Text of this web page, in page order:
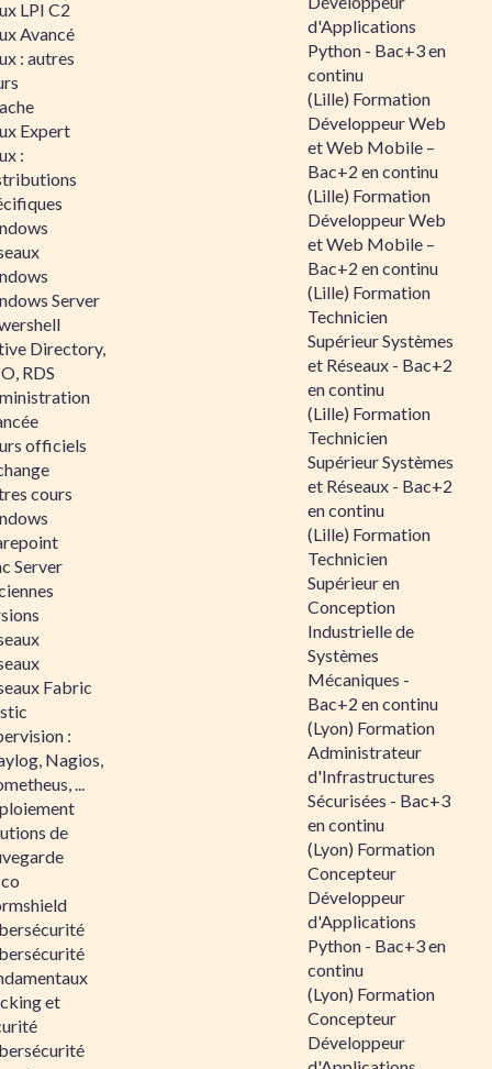
LPI C2
Avancé
: autres
Expert
:
Server
Directory,
RDS
officiels
cours
Server
Fabric
:
Nagios,
...
de
et
d'Applications
Python - Bac+3 en
continu
(Lille) Formation
Développeur Web
et Web Mobile –
Bac+2 en continu
(Lille) Formation
Développeur Web
et Web Mobile –
Bac+2 en continu
(Lille) Formation
Technicien
Supérieur Systèmes
et Réseaux - Bac+2
en continu
(Lille) Formation
Technicien
Supérieur Systèmes
et Réseaux - Bac+2
en continu
(Lille) Formation
Technicien
Supérieur en
Conception
Industrielle de
Systèmes
Mécaniques -
Bac+2 en continu
(Lyon) Formation
Administrateur
d'Infrastructures
Sécurisées - Bac+3
en continu
(Lyon) Formation
Concepteur
Développeur
d'Applications
Python - Bac+3 en
continu
(Lyon) Formation
Concepteur
Développeur